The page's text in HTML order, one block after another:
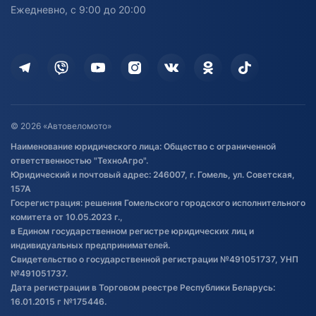
Доставка
Дополнительные услуги
Оставить отзыв
Договор публичной оферты
Обработка файлов cookie
Постановка транспорта на учет
Обновления в ЭПТС 2024
Здоровье
Ежедневно, с 9:00 до 20:00
© 2026 «Автовеломото»
Наименование юридического лица: Общество с ограниченной
ответственностью "ТехноАгро".
Юридический и почтовый адрес: 246007, г. Гомель, ул. Советская,
157А
Госрегистрация: решения Гомельского городского исполнительного
комитета от 10.05.2023 г.,
в Едином государственном регистре юридических лиц и
индивидуальных предпринимателей.
Свидетельство о государственной регистрации №491051737, УНП
№491051737.
Дата регистрации в Торговом реестре Республики Беларусь:
16.01.2015 г №175446.